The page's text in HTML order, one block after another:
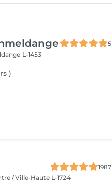
5
L-1453
)
1987
/ Ville-Haute L-1724